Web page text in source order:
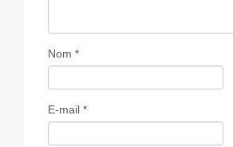
Nom *
E-mail *